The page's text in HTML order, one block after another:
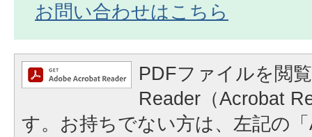
お問い合わせはこちら
PDFファイルを閲
Reader（Acrobat
す。お持ちでない方は、左記の